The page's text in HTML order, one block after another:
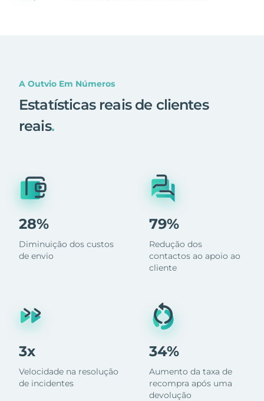
A Outvio Em Números
Estatísticas reais de clientes
reais.
28%
Diminuição dos custos
de envio
3x
Velocidade na resolução
de incidentes
79%
Redução dos
contactos ao apoio ao
cliente
34%
Aumento da taxa de
recompra após uma
devolução